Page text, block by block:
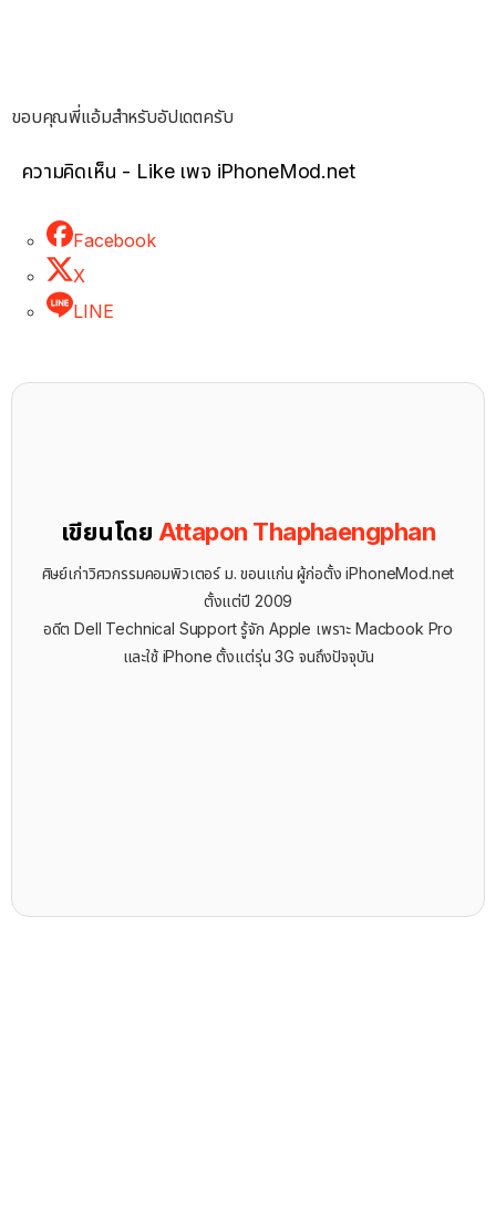
ขอบคุณพี่แอ้มสำหรับอัปเดตครับ
ความคิดเห็น - Like เพจ iPhoneMod.net
Facebook
X
LINE
เขียนโดย Attapon Thaphaengphan
ศิษย์เก่าวิศวกรรมคอมพิวเตอร์ ม. ขอนแก่น ผู้ก่อตั้ง iPhoneMod.net
ตั้งแต่ปี 2009
อดีต Dell Technical Support รู้จัก ​Apple เพราะ Macbook Pro
และใช้ iPhone ตั้งแต่รุ่น 3G จนถึงปัจจุบัน